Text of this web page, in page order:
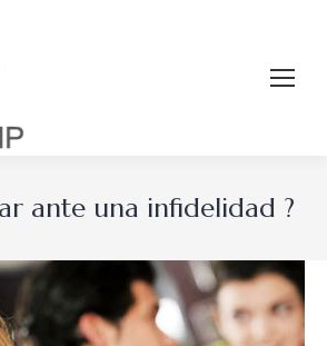
ante una infidelidad ?